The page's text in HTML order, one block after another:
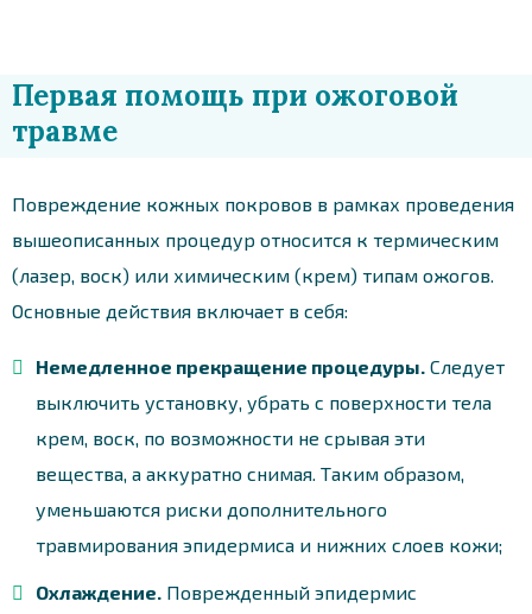
Первая помощь при ожоговой
травме
Повреждение кожных покровов в рамках проведения
вышеописанных процедур относится к термическим
(лазер, воск) или химическим (крем) типам ожогов.
Основные действия включает в себя:
Немедленное прекращение процедуры. Следует
выключить установку, убрать с поверхности тела
крем, воск, по возможности не срывая эти
вещества, а аккуратно снимая. Таким образом,
уменьшаются риски дополнительного
травмирования эпидермиса и нижних слоев кожи;
Охлаждение. Поврежденный эпидермис